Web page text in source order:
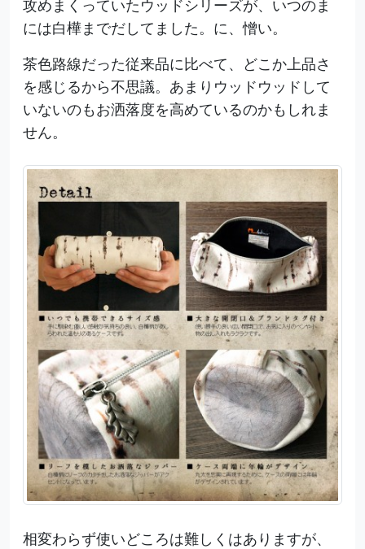
攻めまくっていたウッドシリーズが、いつのま
には白樺までだしてました。に、憎い。
茶色路線だった従来品に比べて、どこか上品さ
を感じるから不思議。あまりウッドウッドして
いないのもお洒落度を高めているのかもしれま
せん。
相変わらず使いどころは難しくはありますが、